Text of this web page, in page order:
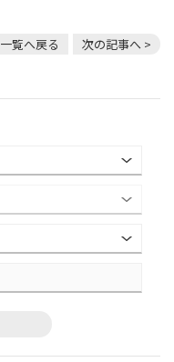
一覧へ戻る 次の記事へ >